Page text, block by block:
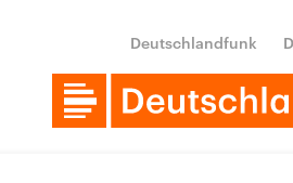
Deutschlandfunk